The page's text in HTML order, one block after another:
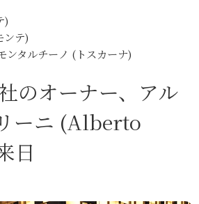
)
ンテ)
ンタルチーノ (トスカーナ)
のオーナー、アル
ーニ (Alberto
日